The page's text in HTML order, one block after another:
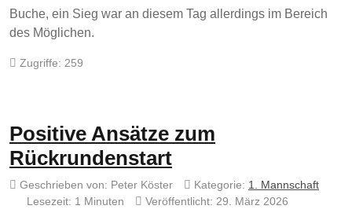
Buche, ein Sieg war an diesem Tag allerdings im Bereich
des Möglichen.
Zugriffe: 259
Positive Ansätze zum
Rückrundenstart
Geschrieben von: Peter Köster Kategorie: 1. Mannschaft
Lesezeit: 1 Minuten
Veröffentlicht: 29. März 2026